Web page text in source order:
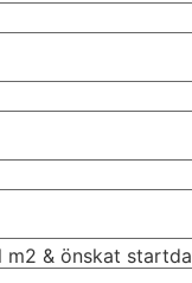
m2 & önskat